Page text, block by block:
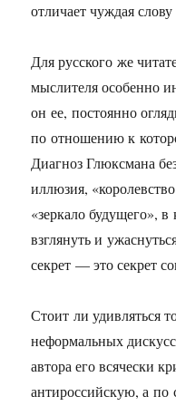
отличает чуждая
Для русского же
мыслителя особенно
он ее, постоянно
по отношению к
Диагноз Глюксмана
иллюзия,
«зеркало будущего», в
взглянуть и
секрет — это секрет
Стоит ли удивляться
неформальных
автора его всячески
антироссийскую, а по